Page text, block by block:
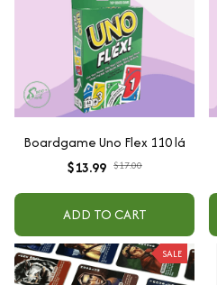
Boardgame Uno Flex 110 lá
$13.99 $17.00
ADD TO CART
SALE